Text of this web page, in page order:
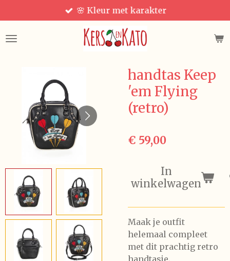
direct
naar
🌸 Kleur met karakter
handtas Keep
'em Flying
(retro)
€ 59,00
In
winkelwagen
Maak je outfit
helemaal compleet
met dit prachtig retro
handtasje.